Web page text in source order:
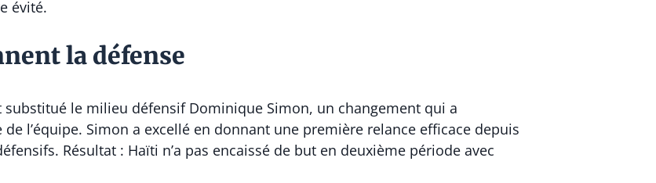
évité.
la défense
substitué le milieu défensif Dominique Simon, un changement qui a
l’équipe. Simon a excellé en donnant une première relance efficace depuis
Résultat : Haïti n’a pas encaissé de but en deuxième période avec